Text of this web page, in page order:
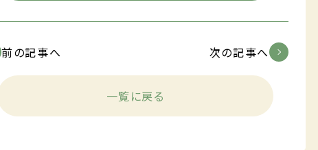
前の記事へ 次の記事へ
一覧に戻る